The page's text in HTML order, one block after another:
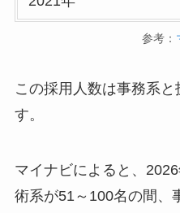
参考：
この採用人数は事務系
す。
マイナビによると、
術系が51～100名の間、